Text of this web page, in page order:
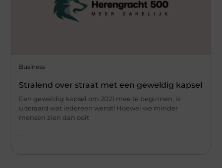
Business
Stralend over straat met een geweldig kapsel
Een geweldig kapsel om 2021 mee te beginnen, is
uiteraard wat iedereen wenst! Hoewel we minder
mensen zien dan ooit